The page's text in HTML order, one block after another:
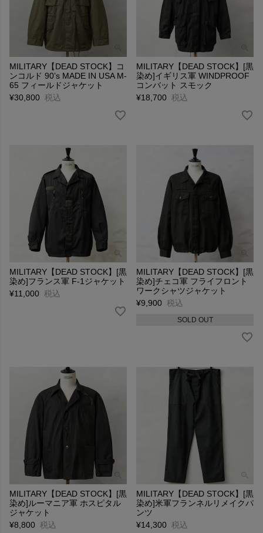
MILITARY【DEAD STOCK】コ
ンコルド 90’s MADE IN USA M-
65 フィールドジャケット
¥30,800 税込
MILITARY【DEAD STOCK】[黒
染め]イギリス軍 WINDPROOF
コンバット スモック
¥18,700 税込
MILITARY【DEAD STOCK】[黒
染め]フランス軍 F-1ジャケット
¥11,000 税込
MILITARY【DEAD STOCK】[黒
染め]チェコ軍 フライフロント
ワークシャツジャケット
¥9,900 税込
SOLD OUT
MILITARY【DEAD STOCK】[黒
染め]ルーマニア軍 ホスピタル
ジャケット
¥8,800 税込
MILITARY【DEAD STOCK】[黒
染め]米軍フランネルリメイクパ
ンツ
¥14,300 税込